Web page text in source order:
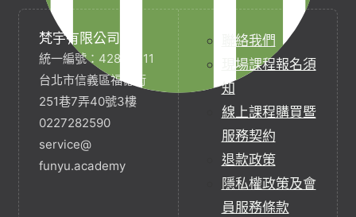
梵宇有限公司
統一編號：42854211
台北市信義區福德街
251巷7弄40號3樓
0227282590
service@
funyu.academy
聯絡我們
現場課程報名須
知
線上課程購買暨
服務契約
退款政策
隱私權政策及會
員服務條款